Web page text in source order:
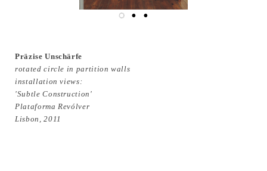
Präzise Unschärfe
rotated circle in partition walls
installation views:
'Subtle Construction'
Plataforma Revólver
Lisbon, 2011